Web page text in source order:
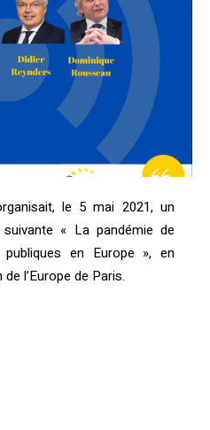
le 5 mai 2021, un
« La pandémie de
en Europe », en
l’Europe de Paris.